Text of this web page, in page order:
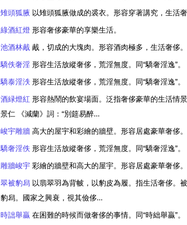
雉頭狐腋 以雉頭狐腋做成的裘衣。形容穿著講究，生活奢
綠酒紅燈形容奢侈豪華的享樂生活。
池酒林胾 胾，切成的大塊肉。形容酒肉極多，生活奢侈。
驕佚奢淫形容生活放縱奢侈，荒淫無度。同“驕奢淫逸”。
驕泰淫泆形容生活放縱奢侈，荒淫無度。同“驕奢淫逸”。
酒緑燈紅 形容熱鬧的飲宴場面。泛指奢侈豪華的生活情
景仁 《減蘭》詞：“別筵易醉...
峻宇雕牆高大的屋宇和彩繪的牆壁。形容居處豪華奢侈。
驕奢淫佚 形容生活放縱奢侈，荒淫無度。同“驕奢淫逸”。
雕牆峻宇彩繪的牆壁和高大的屋宇。形容居處豪華奢侈。
翠被豹舄 以翡翠羽為背帔，以豹皮為履。指生活奢侈。
豹舄。國家之興衰，視其儉侈...
時詘舉贏 在困難的時候而做奢侈的事情。同“時絀舉贏”。